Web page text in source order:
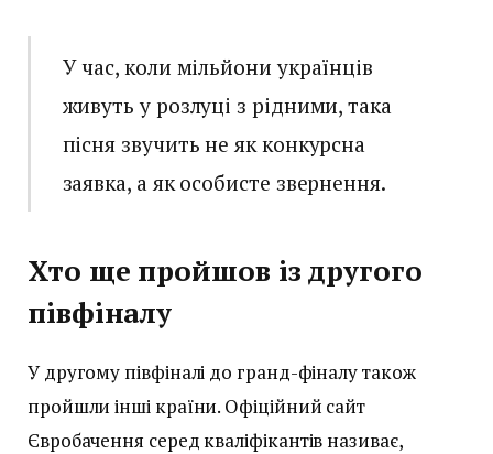
У час, коли мільйони українців
живуть у розлуці з рідними, така
пісня звучить не як конкурсна
заявка, а як особисте звернення.
Хто ще пройшов із другого
півфіналу
У другому півфіналі до гранд-фіналу також
пройшли інші країни. Офіційний сайт
Євробачення серед кваліфікантів називає,